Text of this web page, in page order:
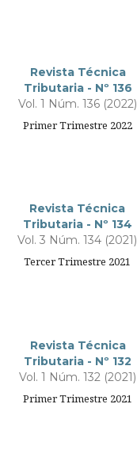
Revista Técnica
Tributaria - Nº 136
Vol. 1 Núm. 136 (2022)
Primer Trimestre 2022
Revista Técnica
Tributaria - Nº 134
Vol. 3 Núm. 134 (2021)
Tercer Trimestre 2021
Revista Técnica
Tributaria - Nº 132
Vol. 1 Núm. 132 (2021)
Primer Trimestre 2021